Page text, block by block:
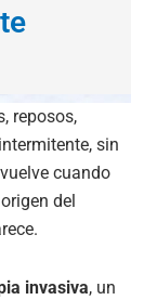
reposos,
sin
cuando
del
invasiva, un